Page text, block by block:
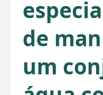
de
um